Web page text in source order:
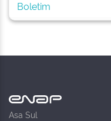
Boletim
Asa Sul